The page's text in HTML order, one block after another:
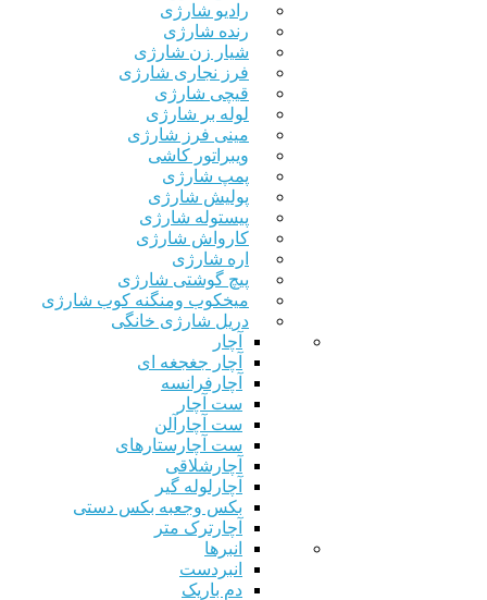
رادیو شارژی
رنده شارژی
شیار زن شارژی
فرز نجاری شارژی
قیچی شارژی
لوله بر شارژی
مینی فرز شارژی
ویبراتور کاشی
پمپ شارژی
پولیش شارژی
پیستوله شارژی
کارواش شارژی
اره شارژی
پیچ گوشتی شارژی
میخکوب ومنگنه کوب شارژی
دریل شارژی خانگی
آچار
آچار جغجغه ای
آچارفرانسه
ست آچار
ست آچارآلن
ست آچارستارهای
آچارشلاقی
آچارلوله گیر
بکس وجعبه بکس دستی
آچارترک متر
انبرها
انبردست
دم باریک